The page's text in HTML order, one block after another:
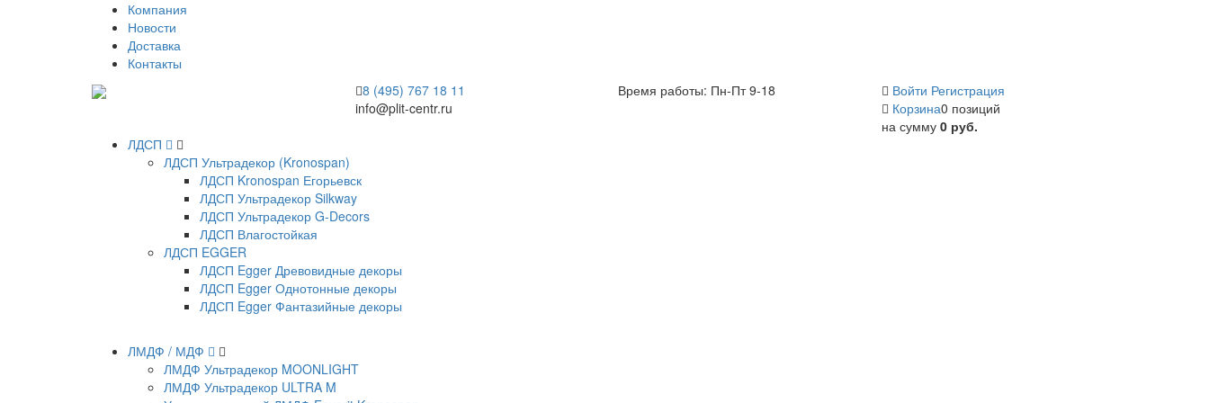
Компания
Новости
Доставка
Контакты
8 (495) 767 18 11
info@plit-centr.ru
Время работы: Пн-Пт 9-18 Войти Регистрация
Корзина0 позиций
на сумму 0 руб.
ЛДСП
ЛДСП Ультрадекор (Kronospan)
ЛДСП Kronospan Егорьевск
ЛДСП Ультрадекор Silkway
ЛДСП Ультрадекор G-Decors
ЛДСП Влагостойкая
ЛДСП EGGER
ЛДСП Egger Древовидные декоры
ЛДСП Egger Однотонные декоры
ЛДСП Egger Фантазийные декоры
ЛМДФ / МДФ
ЛМДФ Ультрадекор MOONLIGHT
ЛМДФ Ультрадекор ULTRA M